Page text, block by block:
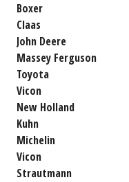
Boxer
Claas
John Deere
Massey Ferguson
Toyota
Vicon
New Holland
Kuhn
Michelin
Vicon
Strautmann